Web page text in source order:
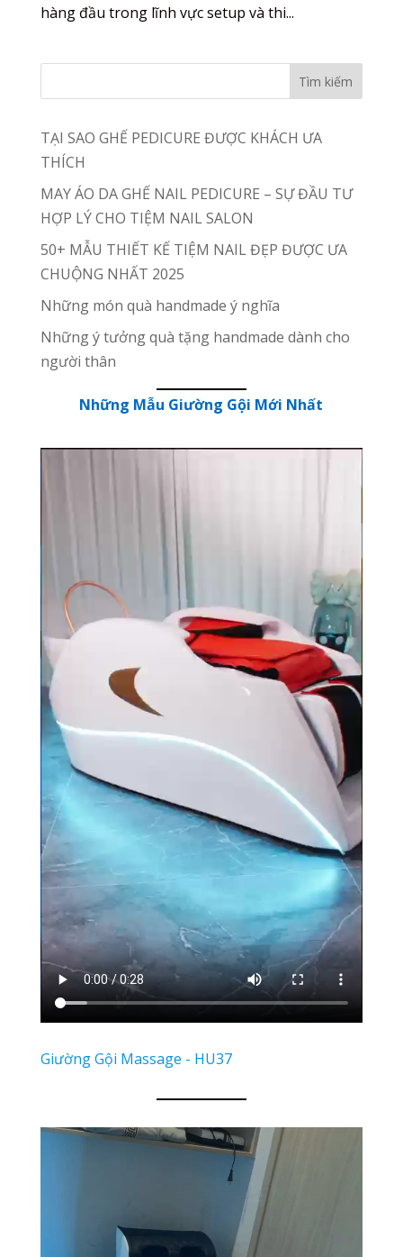
hàng đầu trong lĩnh vực setup và thi...
TẠI SAO GHẾ PEDICURE ĐƯỢC KHÁCH ƯA
THÍCH
MAY ÁO DA GHẾ NAIL PEDICURE – SỰ ĐẦU TƯ
HỢP LÝ CHO TIỆM NAIL SALON
50+ MẪU THIẾT KẾ TIỆM NAIL ĐẸP ĐƯỢC ƯA
CHUỘNG NHẤT 2025
Những món quà handmade ý nghĩa
Những ý tưởng quà tặng handmade dành cho
người thân
Những Mẫu Giường Gội Mới Nhất
Giường Gội Massage - HU37